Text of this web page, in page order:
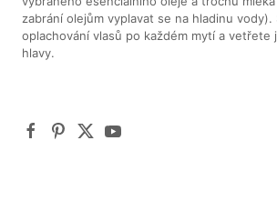
zabrání olejům vyplavat se na hladinu
oplachování vlasů po každém mytí a vetřete
hlavy.